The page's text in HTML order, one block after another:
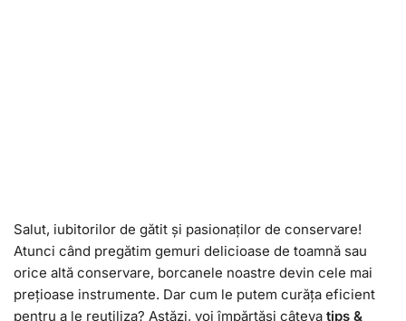
Salut, iubitorilor de gătit și pasionaților de conservare!
Atunci când pregătim gemuri delicioase de toamnă sau
orice altă conservare, borcanele noastre devin cele mai
prețioase instrumente. Dar cum le putem curăța eficient
pentru a le reutiliza? Astăzi, voi împărtăși câteva tips &